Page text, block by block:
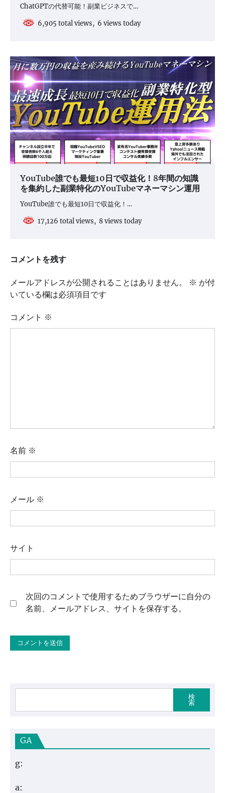
ChatGPTの代替可能！副業ビジネスで…
6,905 total views, 6 views today
YouTube誰でも最短10日で収益化！8年間の知識
を集約した副業特化のYouTubeマネーマシン運用
YouTube誰でも最短10日で収益化！…
17,126 total views, 8 views today
コメントを残す
メールアドレスが公開されることはありません。 ※ が付
いている欄は必須項目です
コメント ※
名前 ※
メール ※
サイト
次回のコメントで使用するためブラウザーに自分の
名前、メールアドレス、サイトを保存する。
検
索
GA
g:
a: